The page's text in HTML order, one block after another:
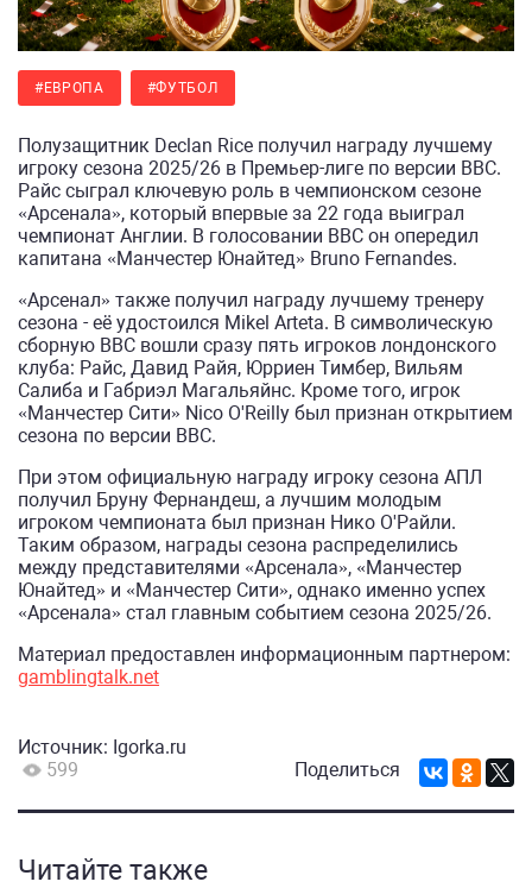
#ЕВРОПА #ФУТБОЛ
Полузащитник Declan Rice получил награду лучшему
игроку сезона 2025/26 в Премьер-лиге по версии BBC.
Райс сыграл ключевую роль в чемпионском сезоне
«Арсенала», который впервые за 22 года выиграл
чемпионат Англии. В голосовании BBC он опередил
капитана «Манчестер Юнайтед» Bruno Fernandes.
«Арсенал» также получил награду лучшему тренеру
сезона - её удостоился Mikel Arteta. В символическую
сборную BBC вошли сразу пять игроков лондонского
клуба: Райс, Давид Райя, Юрриен Тимбер, Вильям
Салиба и Габриэл Магальяйнс. Кроме того, игрок
«Манчестер Сити» Nico O'Reilly был признан открытием
сезона по версии BBC.
При этом официальную награду игроку сезона АПЛ
получил Бруну Фернандеш, а лучшим молодым
игроком чемпионата был признан Нико О'Райли.
Таким образом, награды сезона распределились
между представителями «Арсенала», «Манчестер
Юнайтед» и «Манчестер Сити», однако именно успех
«Арсенала» стал главным событием сезона 2025/26.
Материал предоставлен информационным партнером:
gamblingtalk.net
Источник: Igorka.ru
599
Поделиться
Читайте также